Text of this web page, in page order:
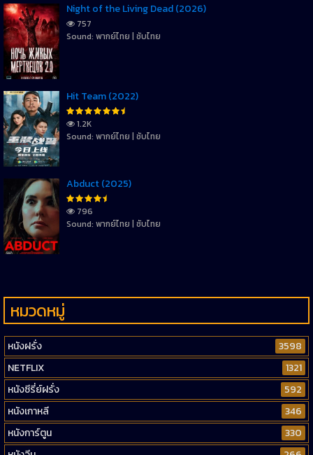
Night of the Living Dead (2026)
757
Sound: พากย์ไทย | ซับไทย
Hit Team (2022)
1.2K
Sound: พากย์ไทย | ซับไทย
Abduct (2025)
796
Sound: พากย์ไทย | ซับไทย
หมวดหมู่
หนังฝรั่ง
3598
NETFLIX
1321
หนังซีรี่ย์ฝรั่ง
592
หนังเกาหลี
346
หนังการ์ตูน
330